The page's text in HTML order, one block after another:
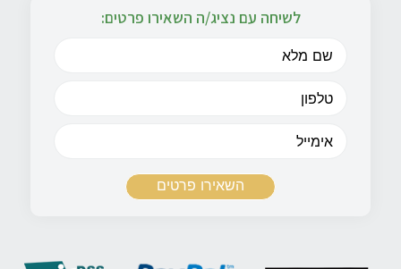
לשיחה עם נציג/ה השאירו פרטים: